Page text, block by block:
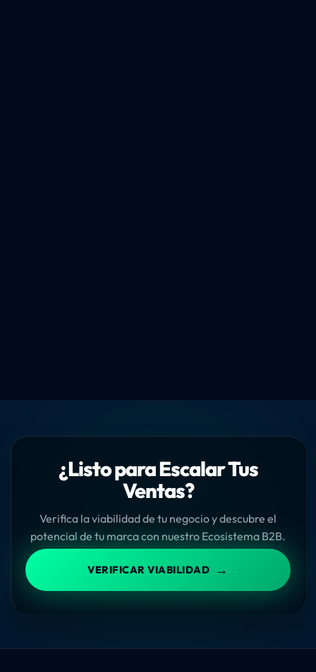
¿Listo para Escalar Tus
Ventas?
Verifica la viabilidad de tu negocio y descubre el
potencial de tu marca con nuestro Ecosistema B2B.
VERIFICAR VIABILIDAD →